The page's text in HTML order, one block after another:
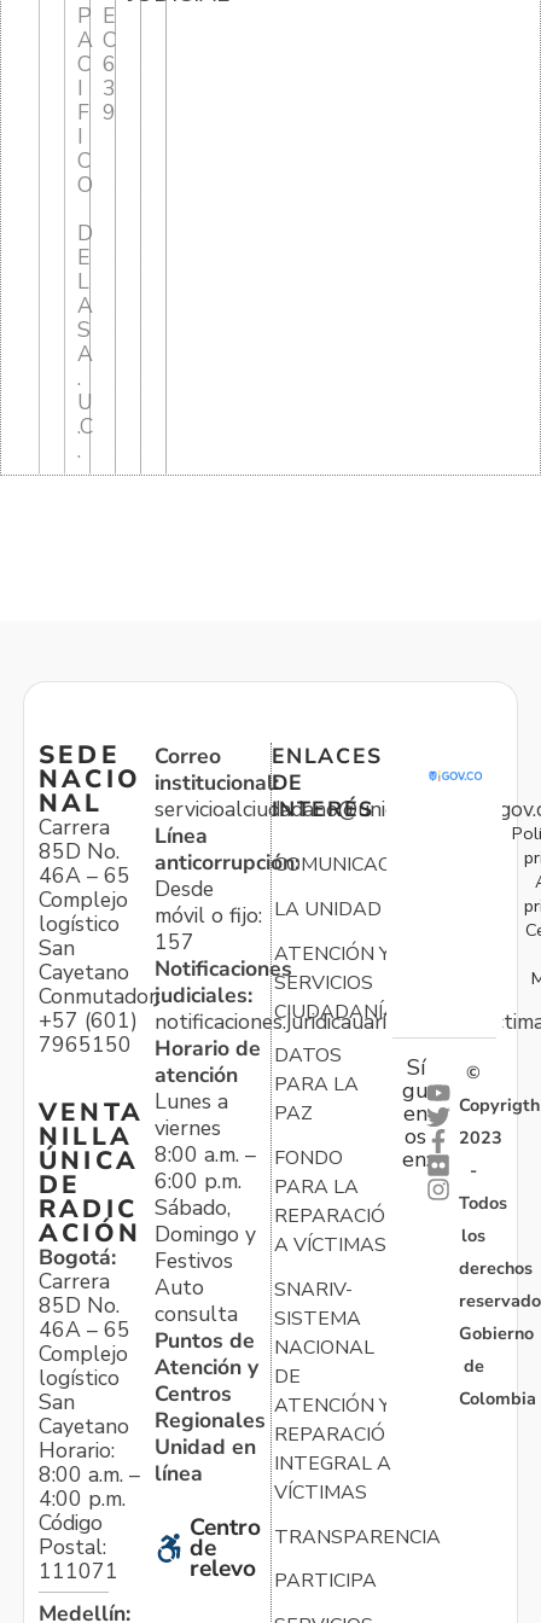
P
A
C
I
F
I
C
O
D
E
L
A
S
A
.
U
.C
.
E
C
6
3
9
SEDE
NACIO
NAL
Carrera
85D No.
46A – 65
Complejo
logístico
San
Cayetano
Conmutador:
+57 (601)
7965150
VENTA
NILLA
ÚNICA
DE
RADIC
ACIÓN
Bogotá:
Carrera
85D No.
46A – 65
Complejo
logístico
San
Cayetano
Horario:
8:00 a.m. –
4:00 p.m.
Código
Postal:
111071
Medellín:
Correo
institucional:
Línea
anticorrupción:
Desde
móvil o fijo:
157
Notificaciones
judiciales:
Horario de
atención
Lunes a
viernes
8:00 a.m. –
6:00 p.m.
Sábado,
Domingo y
Festivos
Auto
consulta
Puntos de
Atención y
Centros
Regionales
Unidad en
línea
Centro
de
relevo
ENLACES
DE
INTERÉS
COMUNICACIONES
LA UNIDAD
ATENCIÓN Y
SERVICIOS
CIUDADANÍA
DATOS
PARA LA
PAZ
FONDO
PARA LA
REPARACIÓN
A VÍCTIMAS
SNARIV-
SISTEMA
NACIONAL
DE
ATENCIÓN Y
REPARACIÓN
INTEGRAL A
VÍCTIMAS
TRANSPARENCIA
PARTICIPA
Sí
gu
en
os
en:
©
Copyrigth
2023
-
Todos
los
derechos
Gobierno
de
Colombia